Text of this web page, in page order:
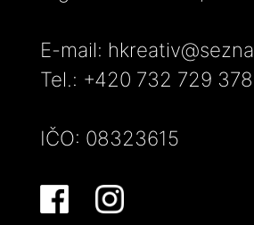
E-mail:
Tel.: +420 732 729 378
IČO: 08323615